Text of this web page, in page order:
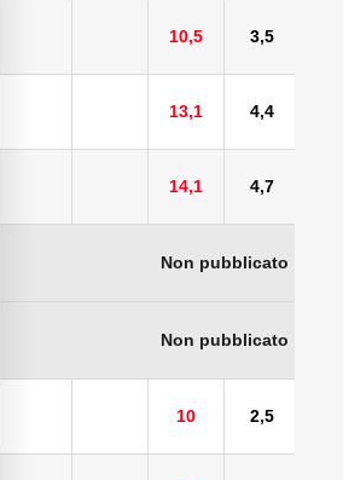
10,5 3,5
13,1 4,4
14,1 4,7
Non pubblicato
Non pubblicato
10 2,5